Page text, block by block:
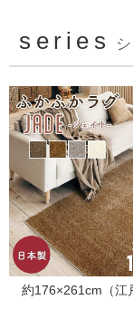
series
約176×261cm（江